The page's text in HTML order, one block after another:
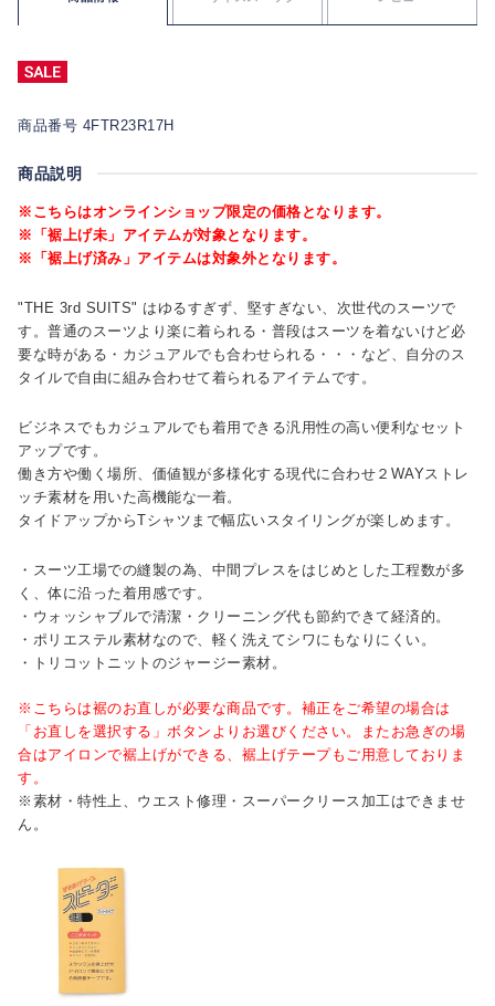
商品番号 4FTR23R17H
商品説明
※こちらはオンラインショップ限定の価格となります。
※「裾上げ未」アイテムが対象となります。
※「裾上げ済み」アイテムは対象外となります。
"THE 3rd SUITS" はゆるすぎず、堅すぎない、次世代のスーツで
す。普通のスーツより楽に着られる・普段はスーツを着ないけど必
要な時がある・カジュアルでも合わせられる・・・など、自分のス
タイルで自由に組み合わせて着られるアイテムです。
ビジネスでもカジュアルでも着用できる汎用性の高い便利なセット
アップです。
働き方や働く場所、価値観が多様化する現代に合わせ２WAYストレ
ッチ素材を用いた高機能な一着。
タイドアップからTシャツまで幅広いスタイリングが楽しめます。
・スーツ工場での縫製の為、中間プレスをはじめとした工程数が多
く、体に沿った着用感です。
・ウォッシャブルで清潔・クリーニング代も節約できて経済的。
・ポリエステル素材なので、軽く洗えてシワにもなりにくい。
・トリコットニットのジャージー素材。
※こちらは裾のお直しが必要な商品です。補正をご希望の場合は
「お直しを選択する」ボタンよりお選びください。またお急ぎの場
合はアイロンで裾上げができる、裾上げテープもご用意しておりま
す。
※素材・特性上、ウエスト修理・スーパークリース加工はできませ
ん。